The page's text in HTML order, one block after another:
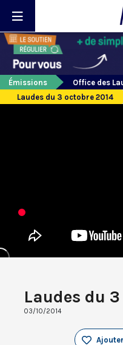
Émissions
Office des
Laudes du 3 octobre 2014
Laudes du
03/10/2014